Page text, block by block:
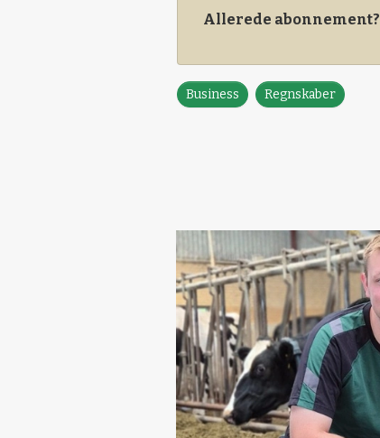
Allerede abonnement?
Business Regnskaber